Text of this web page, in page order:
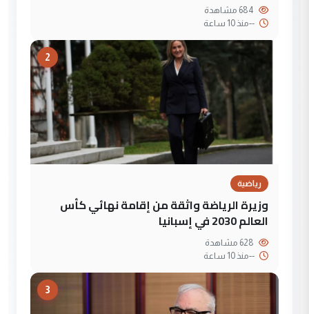
--منذ 10 ساعة
2
رياضية
وزيرة الرياضة واثقة من إقامة نهائي كأس
العالم 2030 في إسبانيا
--منذ 10 ساعة
3